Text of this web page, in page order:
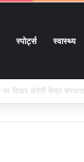
स्पोर्ट्स स्वास्थ्य